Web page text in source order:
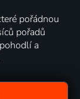
pořádnou
pořadů
a